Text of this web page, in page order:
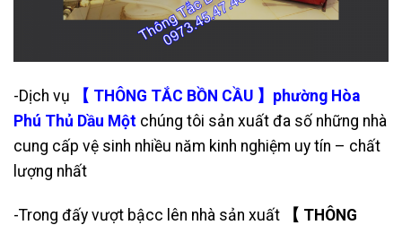
-Dịch vụ
【 THÔNG TẮC BỒN CẦU 】phường Hòa
Phú Thủ Dầu Một chúng tôi sản xuất đa số những nhà
cung cấp vệ sinh nhiều năm kinh nghiệm uy tín – chất
lượng nhất
-Trong đấy vượt bậcc lên nhà sản xuất 【 THÔNG